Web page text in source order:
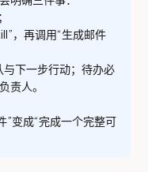
，再调用“生成邮件
下一步行动；待办必
责人。
”变成“完成一个完整可